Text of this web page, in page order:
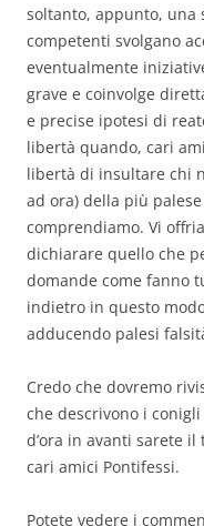
soltanto, appunto, una
competenti svolgano
eventualmente
grave e coinvolge
e precise ipotesi di
libertà quando, cari
libertà di insultare chi
ad ora) della più
comprendiamo. Vi
dichiarare quello che
domande come fanno
indietro in questo
adducendo palesi
Credo che dovremo
che descrivono i
d’ora in avanti sarete
cari amici Pontifessi.
Potete vedere i